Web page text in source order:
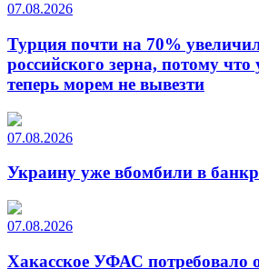
07.08.2026
Турция почти на 70%
российского зерна, потому что
теперь морем не вывезти
07.08.2026
Украину уже вбомбили в
07.08.2026
Хакасское УФАС потребовало